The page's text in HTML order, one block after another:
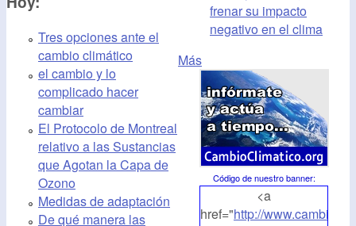
Tres opciones ante el
cambio climático
el cambio y lo
complicado hacer
cambiar
El Protocolo de Montreal
relativo a las Sustancias
que Agotan la Capa de
Ozono
Medidas de adaptación
De qué manera las
frenar su impacto
negativo en el clima
Más
Código de nuestro banner:
<a
href="http://